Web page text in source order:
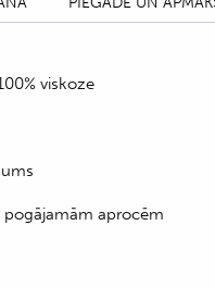
viskoze
pogājamām aprocēm